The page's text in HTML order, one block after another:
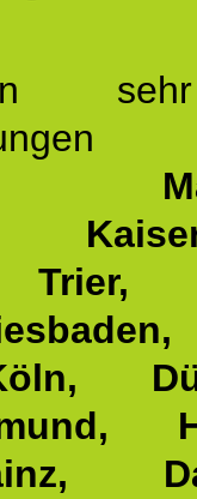
Trier,